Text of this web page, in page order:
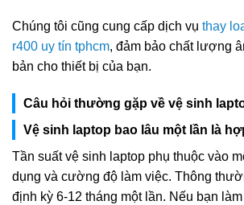
Chúng tôi cũng cung cấp dịch vụ thay
r400 uy tín tphcm, đảm bảo chất lượng
bản cho thiết bị của bạn.
Câu hỏi thường gặp về vệ sinh
Vệ sinh laptop bao lâu một lần là
Tần suất vệ sinh laptop phụ thuộc vào
dụng và cường độ làm việc. Thông
định kỳ 6-12 tháng một lần. Nếu bạn